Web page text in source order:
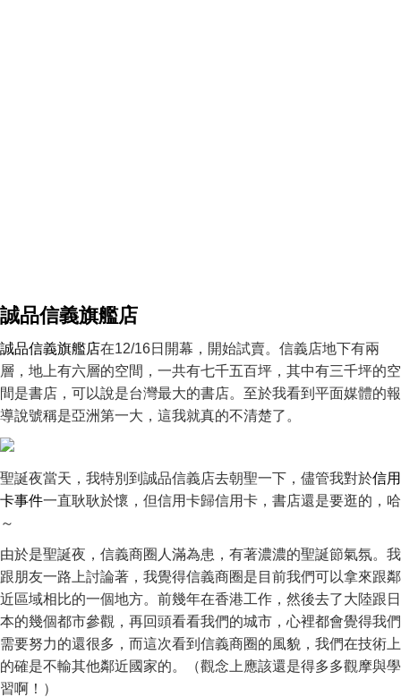
誠品信義旗艦店
誠品信義旗艦店在12/16日開幕，開始試賣。信義店地下有兩
層，地上有六層的空間，一共有七千五百坪，其中有三千坪的空
間是書店，可以說是台灣最大的書店。至於我看到平面媒體的報
導說號稱是亞洲第一大，這我就真的不清楚了。
聖誕夜當天，我特別到誠品信義店去朝聖一下，儘管我對於信用
卡事件一直耿耿於懷，但信用卡歸信用卡，書店還是要逛的，哈
～
由於是聖誕夜，信義商圈人滿為患，有著濃濃的聖誕節氣氛。我
跟朋友一路上討論著，我覺得信義商圈是目前我們可以拿來跟鄰
近區域相比的一個地方。前幾年在香港工作，然後去了大陸跟日
本的幾個都市參觀，再回頭看看我們的城市，心裡都會覺得我們
需要努力的還很多，而這次看到信義商圈的風貌，我們在技術上
的確是不輸其他鄰近國家的。（觀念上應該還是得多多觀摩與學
習啊！）